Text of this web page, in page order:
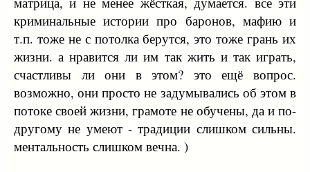
криминальные истории про баронов, мафию и
т.п. тоже не с потолка берутся, это тоже грань их
жизни. а нравится ли им так жить и так играть,
счастливы ли они в этом? это ещё вопрос.
возможно, они просто не задумывались об этом в
потоке своей жизни, грамоте не обучены, да и по-
другому не умеют - традиции слишком сильны.
ментальность слишком вечна. )